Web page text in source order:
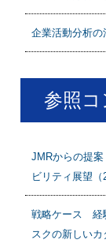
企業活動分析の
参照
JMRからの提
ビリティ展望（
戦略ケース 経
スクの新しいカ